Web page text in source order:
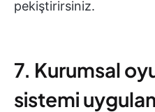
pekiştirirsiniz.
7. Kurumsal
sistemi